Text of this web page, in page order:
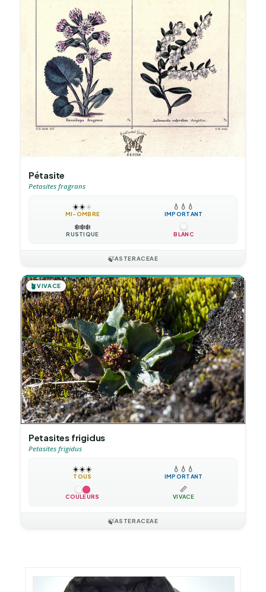
Pétasite
Petasites fragrans
☀️☀️☀️
MI-OMBRE
💧 💧 💧
IMPORTANT
❄️❄️❄️
RUSTIQUE BLANC
🍃ASTERACEAE
🪴VIVACE
Petasites frigidus
Petasites frigidus
☀️☀️☀️
TOUS
💧 💧 💧
IMPORTANT
COULEURS
📏
VIVACE
🍃ASTERACEAE